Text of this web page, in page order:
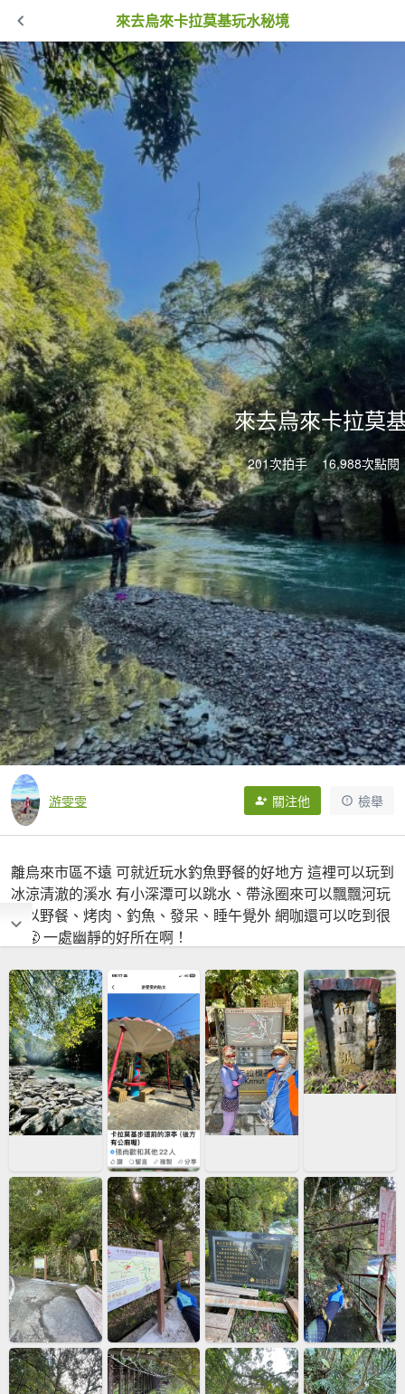
來去烏來卡拉莫基玩水秘境
來去烏來卡拉莫
201次拍手 16,988次點閱
游雯雯 關注他 檢舉
離烏來市區不遠 可就近玩水釣魚野餐的好地方 這裡可以玩到
冰涼清澈的溪水 有小深潭可以跳水、帶泳圈來可以飄飄河玩
可以野餐、烤肉、釣魚、發呆、睡午覺外 網咖還可以吃到很
飽😤 一處幽靜的好所在啊！